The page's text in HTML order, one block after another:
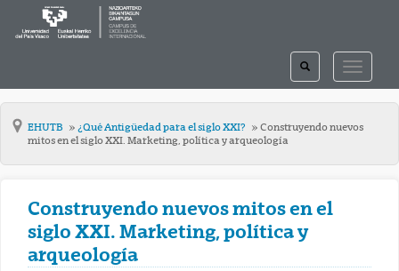
TOGGLE
TOGGLE
SEARCH
EHUTB ¿Qué Antigüedad para el siglo XXI?
Construyendo nuevos
mitos en el siglo XXI. Marketing, política y arqueología
Construyendo nuevos mitos en el
siglo XXI. Marketing, política y
arqueología